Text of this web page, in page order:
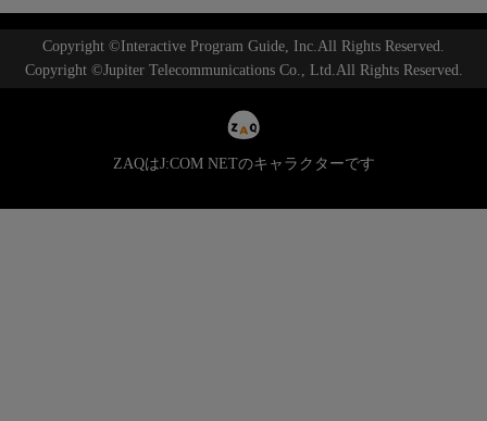
Copyright ©Interactive Program Guide, Inc.All Rights Reserved.
Copyright ©Jupiter Telecommunications Co., Ltd.All Rights Reserved.
ZAQはJ:COM NETのキャラクターです